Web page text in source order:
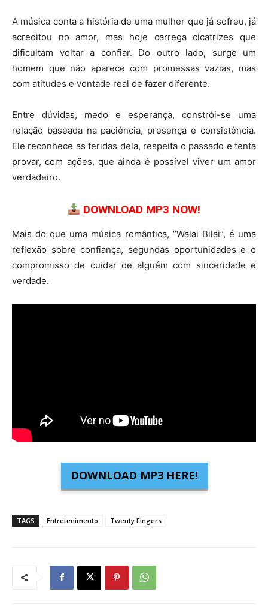
A música conta a história de uma mulher que já sofreu, já
acreditou no amor, mas hoje carrega cicatrizes que
dificultam voltar a confiar. Do outro lado, surge um
homem que não aparece com promessas vazias, mas
com atitudes e vontade real de fazer diferente.
Entre dúvidas, medo e esperança, constrói-se uma
relação baseada na paciência, presença e consistência.
Ele reconhece as feridas dela, respeita o passado e tenta
provar, com ações, que ainda é possível viver um amor
verdadeiro.
DOWNLOAD MP3 NOW!
Mais do que uma música romântica, “Walai Bilai”, é uma
reflexão sobre confiança, segundas oportunidades e o
compromisso de cuidar de alguém com sinceridade e
verdade.
DOWNLOAD MP3 HERE!
TAGS Entretenimento Twenty Fingers